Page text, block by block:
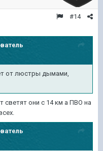
#14
от люстры дымами,
светят они с 14 км а ПВО на